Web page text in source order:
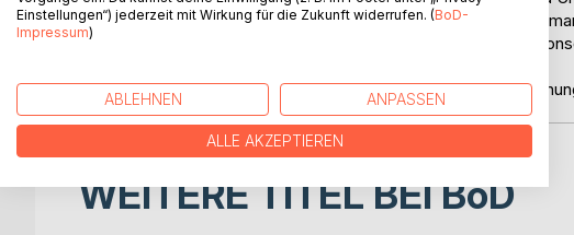
 Schlechte finanzielle und personelle Ausstattung führt zu
 Interne Faktoren wie die Mitarbeitermotivation und eine
Seit einigen Jahren gibt es bereits punktuelle
WEITERE TITEL BEIBoD
Einstellungen“) jederzeit mit Wirkung für die Zukunft widerrufen. (BoD-
Impressum)
ABLEHNEN ANPASSEN
ALLE AKZEPTIEREN